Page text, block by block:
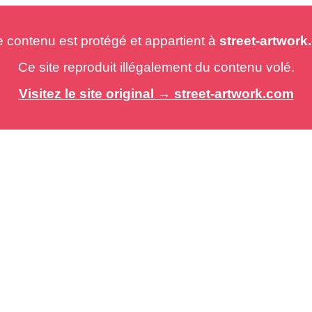
est protégé et appartient à street-
Ce site reproduit illégalement du contenu volé.
Visitez le site original → street-artwork.com